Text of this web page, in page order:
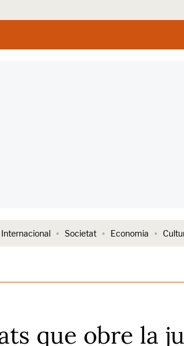
Internacional Societat Economia
que obre la